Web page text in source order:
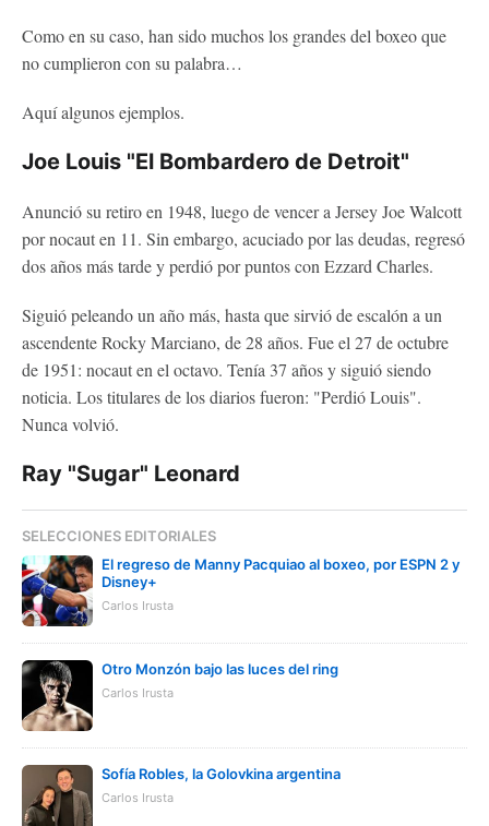
Como en su caso, han sido muchos los grandes del boxeo que
no cumplieron con su palabra…
Aquí algunos ejemplos.
Joe Louis "El Bombardero de Detroit"
Anunció su retiro en 1948, luego de vencer a Jersey Joe Walcott
por nocaut en 11. Sin embargo, acuciado por las deudas, regresó
dos años más tarde y perdió por puntos con Ezzard Charles.
Siguió peleando un año más, hasta que sirvió de escalón a un
ascendente Rocky Marciano, de 28 años. Fue el 27 de octubre
de 1951: nocaut en el octavo. Tenía 37 años y siguió siendo
noticia. Los titulares de los diarios fueron: "Perdió Louis".
Nunca volvió.
Ray "Sugar" Leonard
SELECCIONES EDITORIALES
El regreso de Manny Pacquiao al boxeo, por ESPN 2 y
Disney+
Carlos Irusta
Otro Monzón bajo las luces del ring
Carlos Irusta
Sofía Robles, la Golovkina argentina
Carlos Irusta